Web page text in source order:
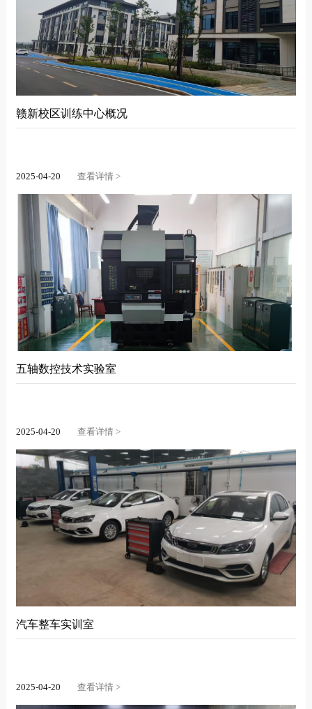
赣新校区训练中心概况
2025-04-20 查看详情 >
五轴数控技术实验室
2025-04-20 查看详情 >
汽车整车实训室
2025-04-20 查看详情 >